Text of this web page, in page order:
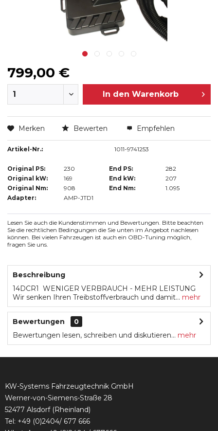
799,00 €
In den Warenkorb
Merken Bewerten Empfehlen
Artikel-Nr.: 1011-9741253
Original PS: 230 End PS:
282
Original kW:
169 End kW:
207
Original Nm:
908 End Nm:
1.095
Adapter:
AMP-JTD1
Lesen Sie auch die Kundenstimmen und Bewertungen. Bitte beachten
Sie die rechtlichen Bedingungen die Sie unten im Angebot nachlesen
können. Bei vielen Fahrzeugen ist auch ein OBD-Tuning möglich,
fragen Sie uns.
Beschreibung
14DCR1 WENIGER VERBRAUCH - MEHR LEISTUNG
Wir senken Ihren Treibstoffverbrauch und damit... mehr
Bewertungen
0
Bewertungen lesen, schreiben und diskutieren... mehr
KW-Systems Fahrzeugtechnik GmbH
Werner-von-Siemens-Straße 28
52477 Alsdorf (Rheinland)
Tel: +49 (0)2404/ 677 666